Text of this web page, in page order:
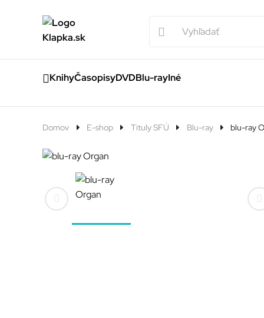
KnihyČasopisyDVDBlu-rayIné
Domov E-shop Tituly SFÚ Blu-ray blu-ray